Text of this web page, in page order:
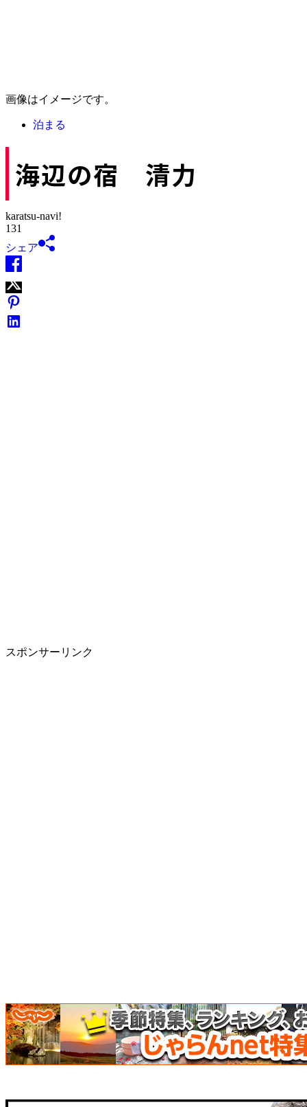
画像はイメージです。
泊まる
海辺の宿 清力
karatsu-navi!
131
シェア
スポンサーリンク